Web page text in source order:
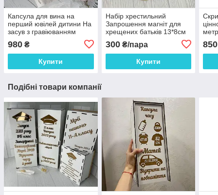
Капсула для вина на
перший ювілей дитини На
засув з гравіюванням
980 ₴
Купити
Набір хрестильний
Запрошення магніт для
хрещених батьків 13*8см
300₴/пара
Купити
850
Подібні товари компанії